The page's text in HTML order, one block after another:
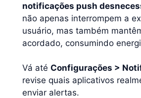
notificações push
não apenas interrompem a
usuário, mas também
acordado, consumindo
Vá até Configurações >
revise quais aplicativos
enviar alertas.